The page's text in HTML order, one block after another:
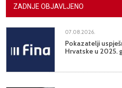
ZADNJE OBJAVLJENO
07.08.2026.
Pokazatelji
Hrvatske u 2025.